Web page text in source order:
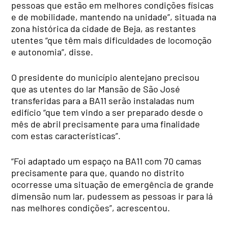
pessoas que estão em melhores condições físicas
e de mobilidade, mantendo na unidade”, situada na
zona histórica da cidade de Beja, as restantes
utentes “que têm mais dificuldades de locomoção
e autonomia”, disse.
O presidente do município alentejano precisou
que as utentes do lar Mansão de São José
transferidas para a BA11 serão instaladas num
edifício “que tem vindo a ser preparado desde o
mês de abril precisamente para uma finalidade
com estas características”.
“Foi adaptado um espaço na BA11 com 70 camas
precisamente para que, quando no distrito
ocorresse uma situação de emergência de grande
dimensão num lar, pudessem as pessoas ir para lá
nas melhores condições”, acrescentou.